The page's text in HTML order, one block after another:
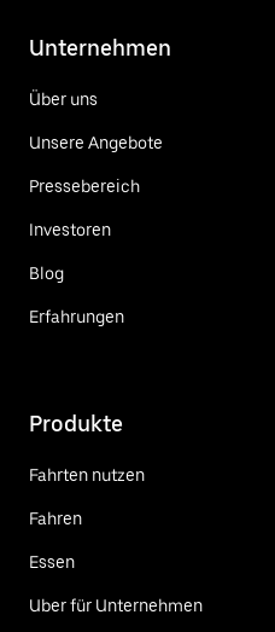
Unternehmen
Über uns
Unsere Angebote
Pressebereich
Investoren
Blog
Erfahrungen
Produkte
Fahrten nutzen
Fahren
Essen
Uber für Unternehmen